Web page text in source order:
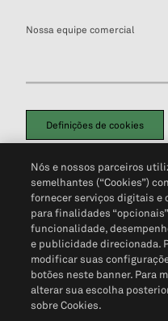
Nossa equipe comercial
Definições de cookies
Política de PrivacidadePortal de
Não Venda Minhas
Nós e nossos parceiros
semelhantes (“Cookies”)
fornecer serviços digitais e
para finalidades
funcionalidade,
e publicidade direcionada.
modificar suas
botões neste banner. Para
alterar sua escolha
sobre Cookies.